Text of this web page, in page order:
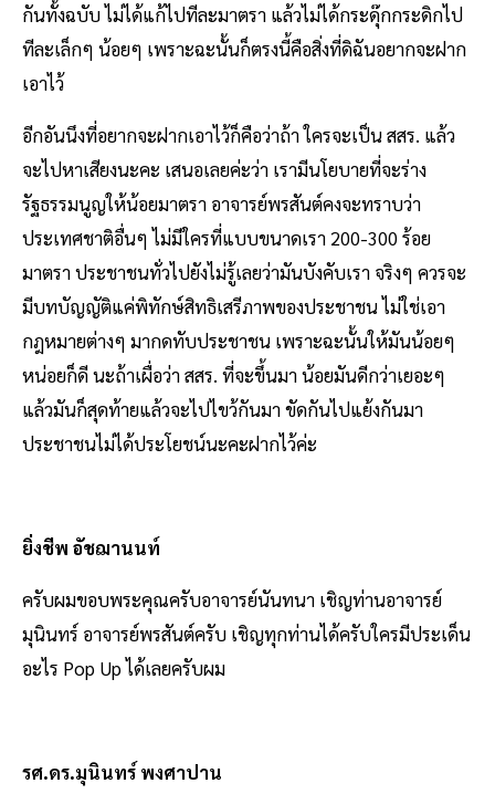
กันทั้งฉบับ ไม่ได้แก้ไปทีละมาตรา แล้วไม่ได้กระดุ๊กกระดิกไป
ทีละเล็กๆ น้อยๆ เพราะฉะนั้นก็ตรงนี้คือสิ่งที่ดิฉันอยากจะฝาก
เอาไว้
อีกอันนึงที่อยากจะฝากเอาไว้ก็คือว่าถ้า ใครจะเป็น สสร. แล้ว
จะไปหาเสียงนะคะ เสนอเลยค่ะว่า เรามีนโยบายที่จะร่าง
รัฐธรรมนูญให้น้อยมาตรา อาจารย์พรสันต์คงจะทราบว่า
ประเทศชาติอื่นๆ ไม่มีใครที่แบบขนาดเรา 200-300 ร้อย
มาตรา ประชาชนทั่วไปยังไม่รู้เลยว่ามันบังคับเรา จริงๆ ควรจะ
มีบทบัญญัติแค่พิทักษ์สิทธิเสรีภาพของประชาชน ไม่ใช่เอา
กฎหมายต่างๆ มากดทับประชาชน เพราะฉะนั้นให้มันน้อยๆ
หน่อยก็ดี นะถ้าเผื่อว่า สสร. ที่จะขึ้นมา น้อยมันดีกว่าเยอะๆ
แล้วมันก็สุดท้ายแล้วจะไปไขว้กันมา ขัดกันไปแย้งกันมา
ประชาชนไม่ได้ประโยชน์นะคะฝากไว้ค่ะ
ยิ่งชีพ อัชฌานนท์
ครับผมขอบพระคุณครับอาจารย์นันทนา เชิญท่านอาจารย์
มุนินทร์ อาจารย์พรสันต์ครับ เชิญทุกท่านได้ครับใครมีประเด็น
อะไร Pop Up ได้เลยครับผม
รศ.ดร.มุนินทร์ พงศาปาน